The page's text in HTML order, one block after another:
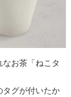
お茶「ねこタ
グが付いたか